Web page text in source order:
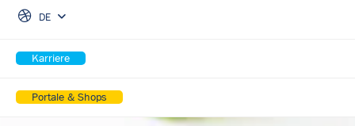
DE
Karriere
Portale & Shops